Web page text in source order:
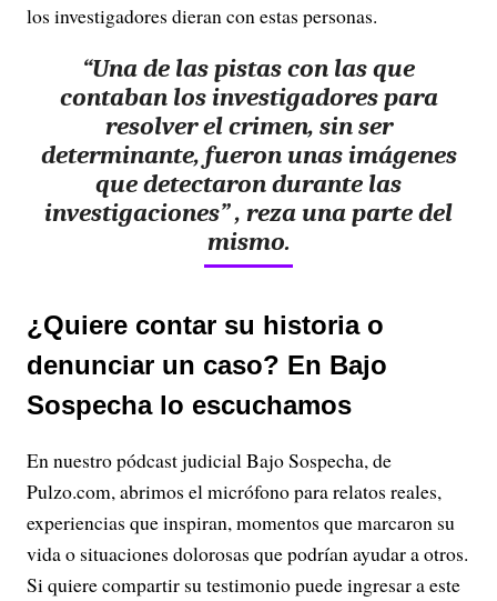
los investigadores dieran con estas personas.
“Una de las pistas con las que
contaban los investigadores para
resolver el crimen, sin ser
determinante, fueron unas imágenes
que detectaron durante las
investigaciones” , reza una parte del
mismo.
¿Quiere contar su historia o
denunciar un caso? En Bajo
Sospecha lo escuchamos
En nuestro pódcast judicial Bajo Sospecha, de
Pulzo.com, abrimos el micrófono para relatos reales,
experiencias que inspiran, momentos que marcaron su
vida o situaciones dolorosas que podrían ayudar a otros.
Si quiere compartir su testimonio puede ingresar a este